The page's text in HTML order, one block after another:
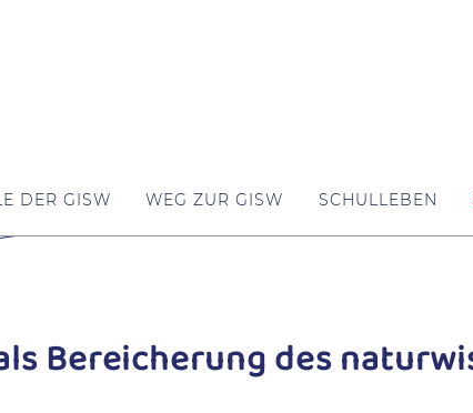
DER GISW WEG ZUR GISW SCHULLEBEN
Bereicherung des